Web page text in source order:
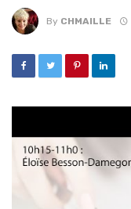
By CHMAILLE